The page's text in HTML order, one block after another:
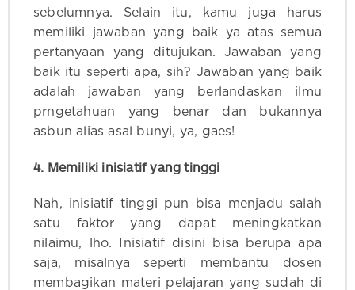
sebelumnya. Selain itu, kamu juga harus
memiliki jawaban yang baik ya atas semua
pertanyaan yang ditujukan. Jawaban yang
baik itu seperti apa, sih? Jawaban yang baik
adalah jawaban yang berlandaskan ilmu
prngetahuan yang benar dan bukannya
asbun alias asal bunyi, ya, gaes!
4. Memiliki inisiatif yang tinggi
Nah, inisiatif tinggi pun bisa menjadu salah
satu faktor yang dapat meningkatkan
nilaimu, lho. Inisiatif disini bisa berupa apa
saja, misalnya seperti membantu dosen
membagikan materi pelajaran yang sudah di